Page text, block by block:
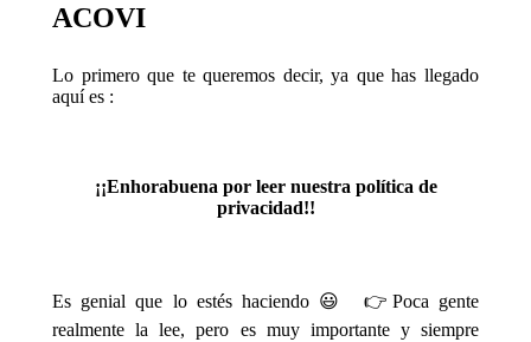
ACOVI
Lo primero que te queremos decir, ya que has llegado
aquí es :
¡¡Enhorabuena por leer nuestra política de
privacidad!!
Es genial que lo estés haciendo 😃 👉Poca gente
realmente la lee, pero es muy importante y siempre